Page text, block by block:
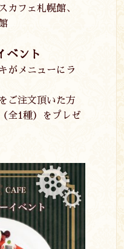
カフェ札幌館、
ベント
がメニューにラ
ご注文頂いた方
全1種）をプレゼ